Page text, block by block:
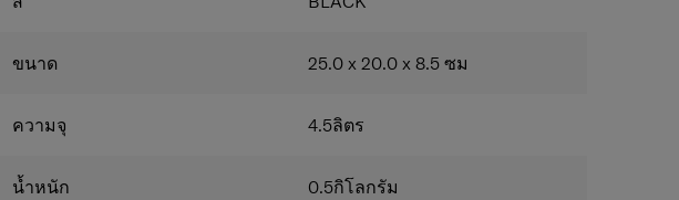
ขนาด 25.0 x 20.0 x 8.5ซม
ความจุ 4.5ลิตร
น้ำหนัก 0.5กิโลกรัม